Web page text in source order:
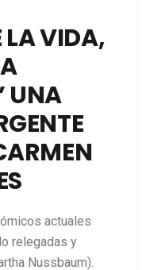
LA VIDA,
UNA
actuales
relegadas y
Nussbaum).